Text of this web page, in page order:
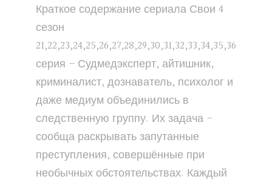
Краткое содержание сериала Свои 4
сезон
21,22,23,24,25,26,27,28,29,30,31,32,33,34,35,36
серия – Судмедэксперт, айтишник,
криминалист, дознаватель, психолог и
даже медиум объединились в
следственную группу. Их задача –
сообща раскрывать запутанные
преступления, совершённые при
необычных обстоятельствах. Каждый